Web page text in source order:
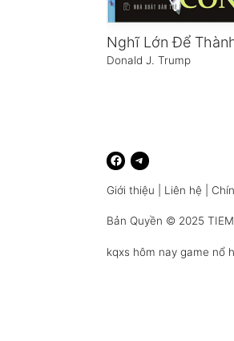
Donald J. Trump
Giới thiệu Liên hệ
Bản Quyền © 2025
kqxs hôm nay game nổ